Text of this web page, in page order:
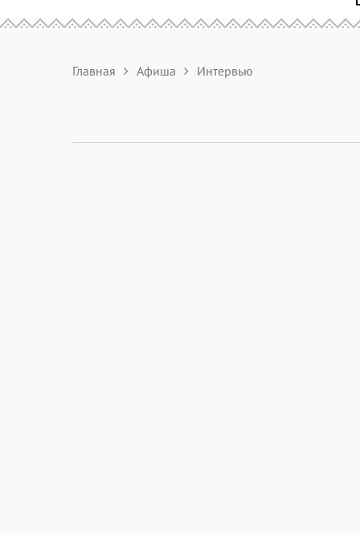
Главная Афиша Интервью